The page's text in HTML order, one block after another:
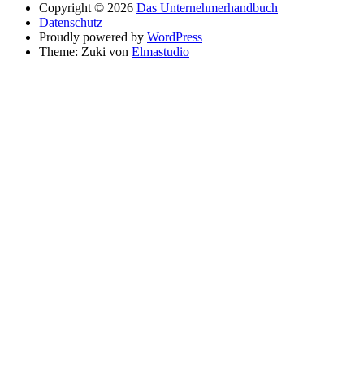
Copyright © 2026 Das Unternehmerhandbuch
Datenschutz
Proudly powered by WordPress
Theme: Zuki von Elmastudio